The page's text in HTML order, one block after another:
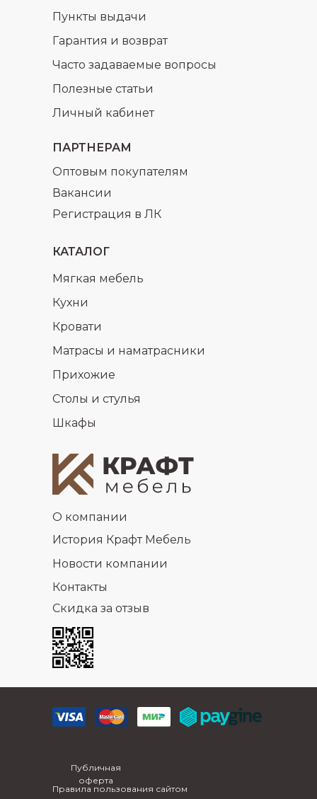
ПАРТНЕРАМ
Регистрация в ЛК
Оптовым покупателям
Вакансии
КАТАЛОГ
Кухни
Мягкая мебель
Кровати
Матрасы и наматрасники
Прихожие
Столы и стулья
Шкафы
Часто задаваемые вопросы
Гарантия и возврат
Полезные статьи
Пункты выдачи
Личный кабинет
О компании
История Крафт Мебель
Новости компании
Контакты
Скидка за отзыв
Публичная
оферта
Правила пользования сайтом